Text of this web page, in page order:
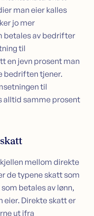
man eier kalles
jo mer
betales av bedrifter
til
en jevn prosent man
bedriften tjener.
til
samme prosent
mellom direkte
de typene skatt som
betales av lønn,
eier. Direkte skatt er
ut ifra